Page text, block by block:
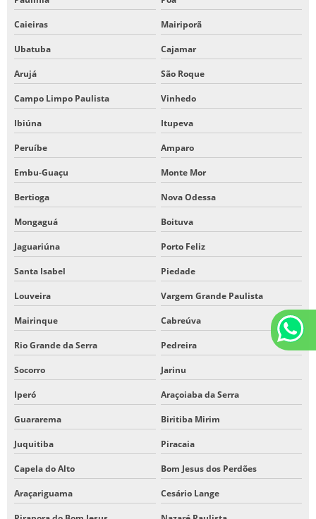
Caieiras Mairiporã
Ubatuba Cajamar
Arujá São Roque
Campo Limpo Paulista Vinhedo
Ibiúna Itupeva
Peruíbe Amparo
Embu-Guaçu Monte Mor
Bertioga Nova Odessa
Mongaguá Boituva
Jaguariúna Porto Feliz
Santa Isabel Piedade
Louveira Vargem Grande Paulista
Mairinque Cabreúva
Rio Grande da Serra Pedreira
Socorro Jarinu
Iperó Araçoiaba da Serra
Guararema Biritiba Mirim
Juquitiba Piracaia
Capela do Alto Bom Jesus dos Perdões
Araçariguama Cesário Lange